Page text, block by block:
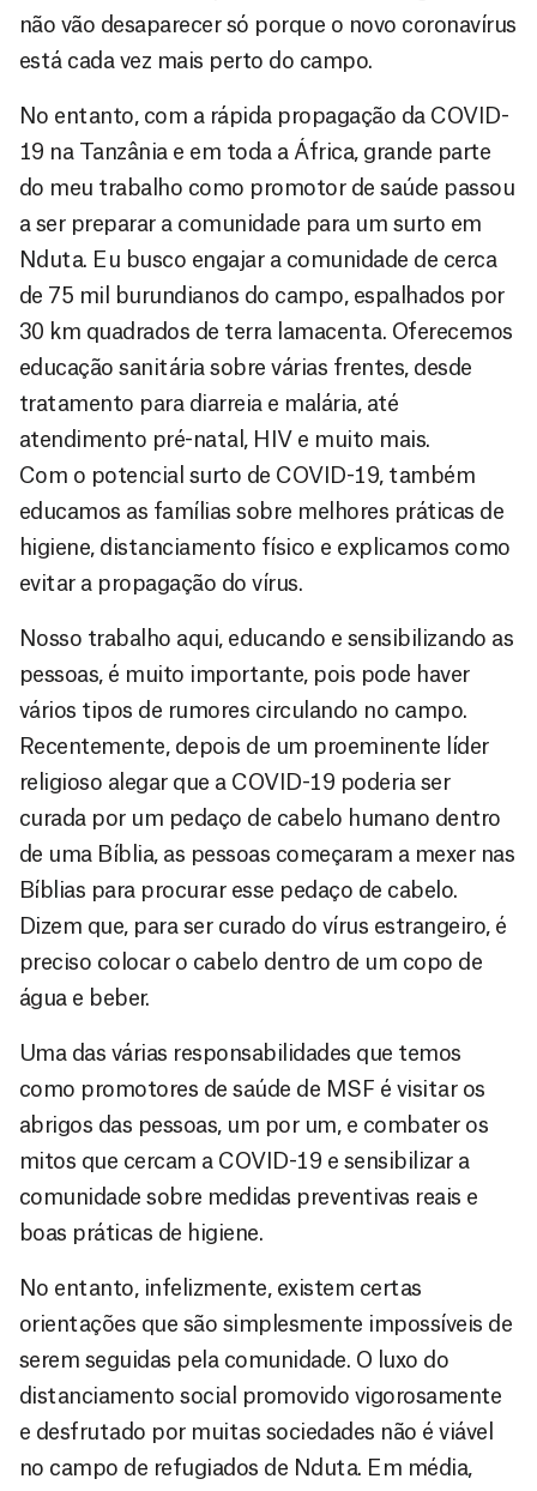
não vão desaparecer só porque o novo coronavírus
está cada vez mais perto do campo.
No entanto, com a rápida propagação da COVID-
19 na Tanzânia e em toda a África, grande parte
do meu trabalho como promotor de saúde passou
a ser preparar a comunidade para um surto em
Nduta. Eu busco engajar a comunidade de cerca
de 75 mil burundianos do campo, espalhados por
30 km quadrados de terra lamacenta. Oferecemos
educação sanitária sobre várias frentes, desde
tratamento para diarreia e malária, até
atendimento pré-natal, HIV e muito mais.
Com o potencial surto de COVID-19, também
educamos as famílias sobre melhores práticas de
higiene, distanciamento físico e explicamos como
evitar a propagação do vírus.
Nosso trabalho aqui, educando e sensibilizando as
pessoas, é muito importante, pois pode haver
vários tipos de rumores circulando no campo.
Recentemente, depois de um proeminente líder
religioso alegar que a COVID-19 poderia ser
curada por um pedaço de cabelo humano dentro
de uma Bíblia, as pessoas começaram a mexer nas
Bíblias para procurar esse pedaço de cabelo.
Dizem que, para ser curado do vírus estrangeiro, é
preciso colocar o cabelo dentro de um copo de
água e beber.
Uma das várias responsabilidades que temos
como promotores de saúde de MSF é visitar os
abrigos das pessoas, um por um, e combater os
mitos que cercam a COVID-19 e sensibilizar a
comunidade sobre medidas preventivas reais e
boas práticas de higiene.
No entanto, infelizmente, existem certas
orientações que são simplesmente impossíveis de
serem seguidas pela comunidade. O luxo do
distanciamento social promovido vigorosamente
e desfrutado por muitas sociedades não é viável
no campo de refugiados de Nduta. Em média,